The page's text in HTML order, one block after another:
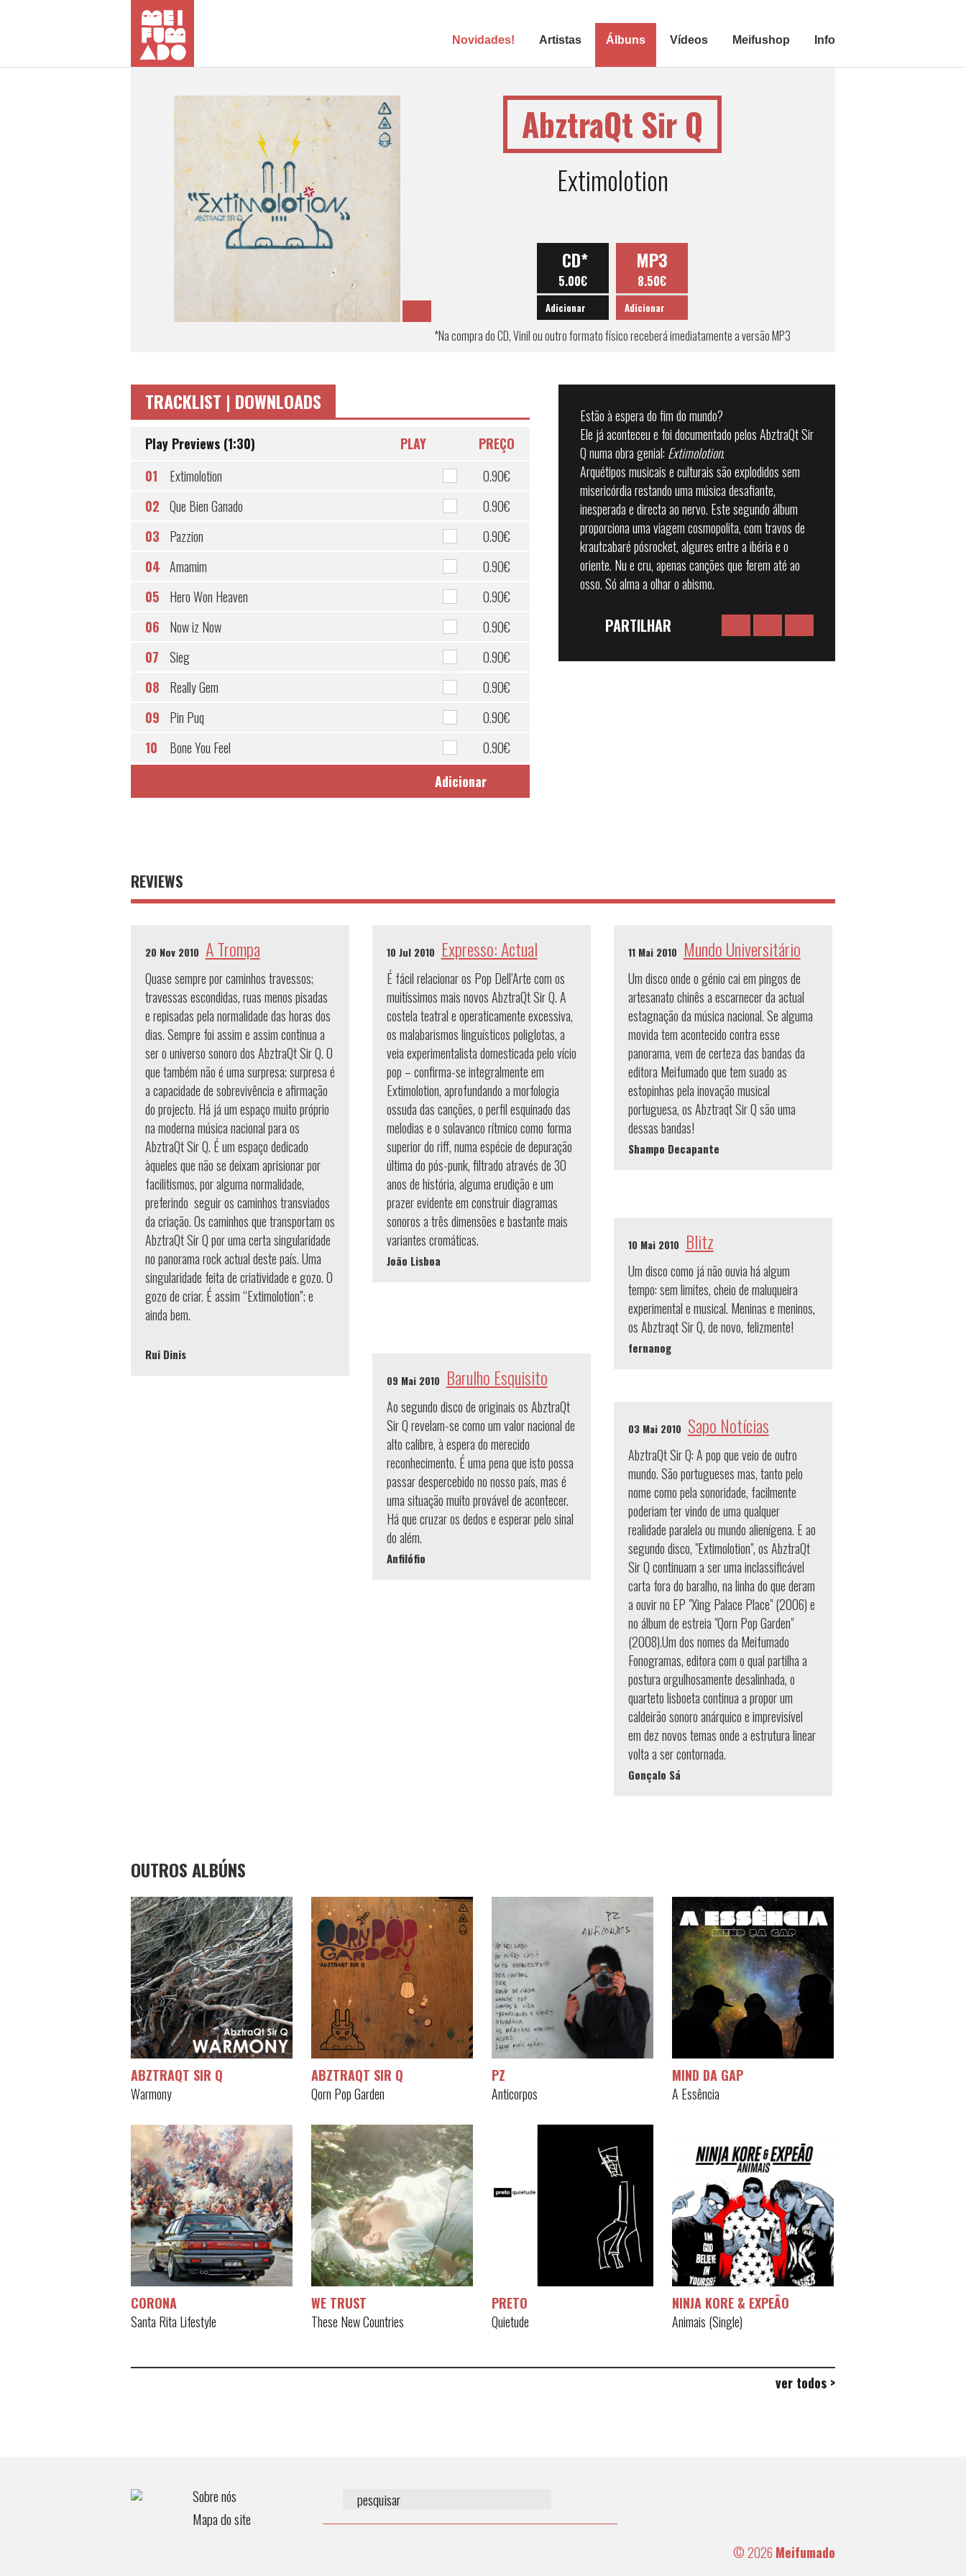
Novidades! Artistas Álbuns Vídeos Meifushop Info
AbztraQt Sir Q
Extimolotion
CD*
5.00€
Adicionar
MP3
8.50€
Adicionar
*Na compra do CD, Vinil ou outro formato físico receberá imediatamente a versão MP3
TRACKLIST | DOWNLOADS
Play Previews (1:30) PLAY
PREÇO
01
Extimolotion
0.90€
02 Que Bien Ganado
0.90€
03
Pazzion
0.90€
04 Amamim
0.90€
05
Hero Won Heaven
0.90€
06
Now iz Now
0.90€
07
Sieg
0.90€
08
Really Gem
0.90€
09
Pin Puq
0.90€
10
Bone You Feel
0.90€
Adicionar
Estão à espera do fim do mundo?
Ele já aconteceu e foi documentado pelos AbztraQt Sir
Q numa obra genial: Extimolotion.
Arquétipos musicais e culturais são explodidos sem
misericórdia restando uma música desafiante,
inesperada e directa ao nervo. Este segundo álbum
proporciona uma viagem cosmopolita, com travos de
krautcabaré pósrocket, algures entre a ibéria e o
oriente. Nu e cru, apenas canções que ferem até ao
osso. Só alma a olhar o abismo.
PARTILHAR
REVIEWS
20 Nov 2010 A Trompa
Quase sempre por caminhos travessos;
travessas escondidas, ruas menos pisadas
e repisadas pela normalidade das horas dos
dias. Sempre foi assim e assim continua a
ser o universo sonoro dos AbztraQt Sir Q. O
que também não é uma surpresa; surpresa é
a capacidade de sobrevivência e afirmação
do projecto. Há já um espaço muito próprio
na moderna música nacional para os
AbztraQt Sir Q. É um espaço dedicado
àqueles que não se deixam aprisionar por
facilitismos, por alguma normalidade,
preferindo seguir os caminhos transviados
da criação. Os caminhos que transportam os
AbztraQt Sir Q por uma certa singularidade
no panorama rock actual deste país. Uma
singularidade feita de criatividade e gozo. O
gozo de criar. É assim “Extimolotion”; e
ainda bem.
Rui Dinis
10 Jul 2010 Expresso: Actual
É fácil relacionar os Pop Dell’Arte com os
muitíssimos mais novos AbztraQt Sir Q. A
costela teatral e operaticamente excessiva,
os malabarismos linguísticos poliglotas, a
veia experimentalista domesticada pelo vício
pop – confirma-se integralmente em
Extimolotion, aprofundando a morfologia
ossuda das canções, o perfil esquinado das
melodias e o solavanco rítmico como forma
superior do riff, numa espécie de depuração
última do pós-punk, filtrado através de 30
anos de história, alguma erudição e um
prazer evidente em construir diagramas
sonoros a três dimensões e bastante mais
variantes cromáticas.
João Lisboa
11 Mai 2010 Mundo Universitário
Um disco onde o génio cai em pingos de
artesanato chinês a escarnecer da actual
estagnação da música nacional. Se alguma
movida tem acontecido contra esse
panorama, vem de certeza das bandas da
editora Meifumado que tem suado as
estopinhas pela inovação musical
portuguesa, os Abztraqt Sir Q são uma
dessas bandas!
Shampo Decapante
10 Mai 2010 Blitz
Um disco como já não ouvia há algum
tempo: sem limites, cheio de maluqueira
experimental e musical. Meninas e meninos,
os Abztraqt Sir Q, de novo, felizmente!
fernanog
09 Mai 2010 Barulho Esquisito
Ao segundo disco de originais os AbztraQt
Sir Q revelam-se como um valor nacional de
alto calibre, à espera do merecido
reconhecimento. É uma pena que isto possa
passar despercebido no nosso país, mas é
uma situação muito provável de acontecer.
Há que cruzar os dedos e esperar pelo sinal
do além.
Anfilófio
03 Mai 2010 Sapo Notícias
AbztraQt Sir Q: A pop que veio de outro
mundo. São portugueses mas, tanto pelo
nome como pela sonoridade, facilmente
poderiam ter vindo de uma qualquer
realidade paralela ou mundo alienígena. E ao
segundo disco, "Extimolotion", os AbztraQt
Sir Q continuam a ser uma inclassificável
carta fora do baralho, na linha do que deram
a ouvir no EP "Xing Palace Place" (2006) e
no álbum de estreia "Qorn Pop Garden"
(2008).Um dos nomes da Meifumado
Fonogramas, editora com o qual partilha a
postura orgulhosamente desalinhada, o
quarteto lisboeta continua a propor um
caldeirão sonoro anárquico e imprevisível
em dez novos temas onde a estrutura linear
volta a ser contornada.
Gonçalo Sá
OUTROS ALBÚNS
ABZTRAQT SIR Q
Warmony
ABZTRAQT SIR Q
Qorn Pop Garden
PZ
Anticorpos
MIND DA GAP
A Essência
CORONA
Santa Rita Lifestyle
WE TRUST
These New Countries
PRETO
Quietude
NINJA KORE & EXPEÃO
Animais (Single)
ver todos >
Sobre nós
Mapa do site
© 2026 Meifumado